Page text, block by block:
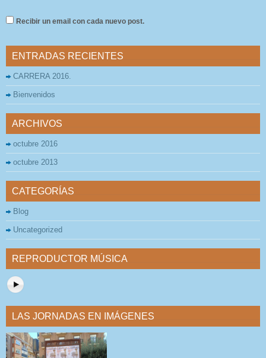
Recibir un email con cada nuevo post.
ENTRADAS RECIENTES
CARRERA 2016.
Bienvenidos
ARCHIVOS
octubre 2016
octubre 2013
CATEGORÍAS
Blog
Uncategorized
REPRODUCTOR MÚSICA
LAS JORNADAS EN IMÁGENES